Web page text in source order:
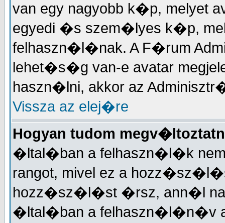
van egy nagyobb k�p, melyet
egyedi �s szem�lyes k�p,
felhaszn�l�nak. A F�rum
lehet�s�g van-e avatar
haszn�lni, akkor az
Vissza az elej�re
Hogyan tudom
�ltal�ban a felhaszn�l�k
rangot, mivel ez a
hozz�sz�l�st �rsz, ann�l
�ltal�ban a felhaszn�l�n�v